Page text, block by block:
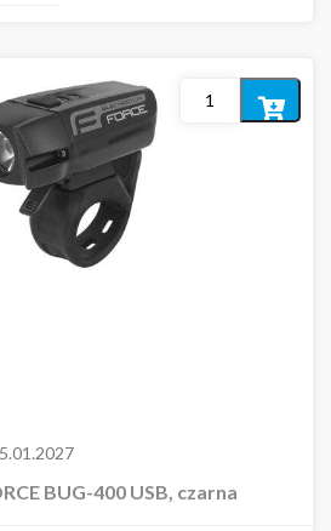
BUG-400 USB, czarna
Dodaj